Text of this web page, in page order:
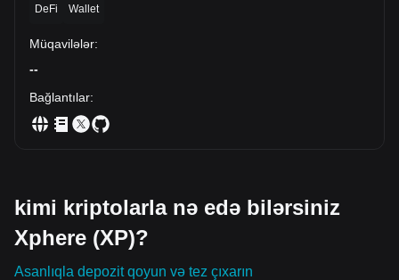
DeFi Wallet
Müqavilələr:
--
Bağlantılar:
kimi kriptolarla nə edə bilərsiniz
Xphere (XP)?
Asanlıqla depozit qoyun və tez çıxarın